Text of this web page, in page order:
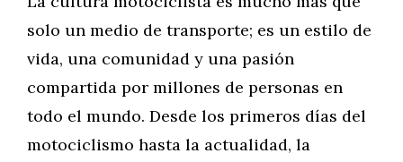
solo un medio de transporte; es un estilo de
vida, una comunidad y una pasión
compartida por millones de personas en
todo el mundo. Desde los primeros días del
motociclismo hasta la actualidad, la